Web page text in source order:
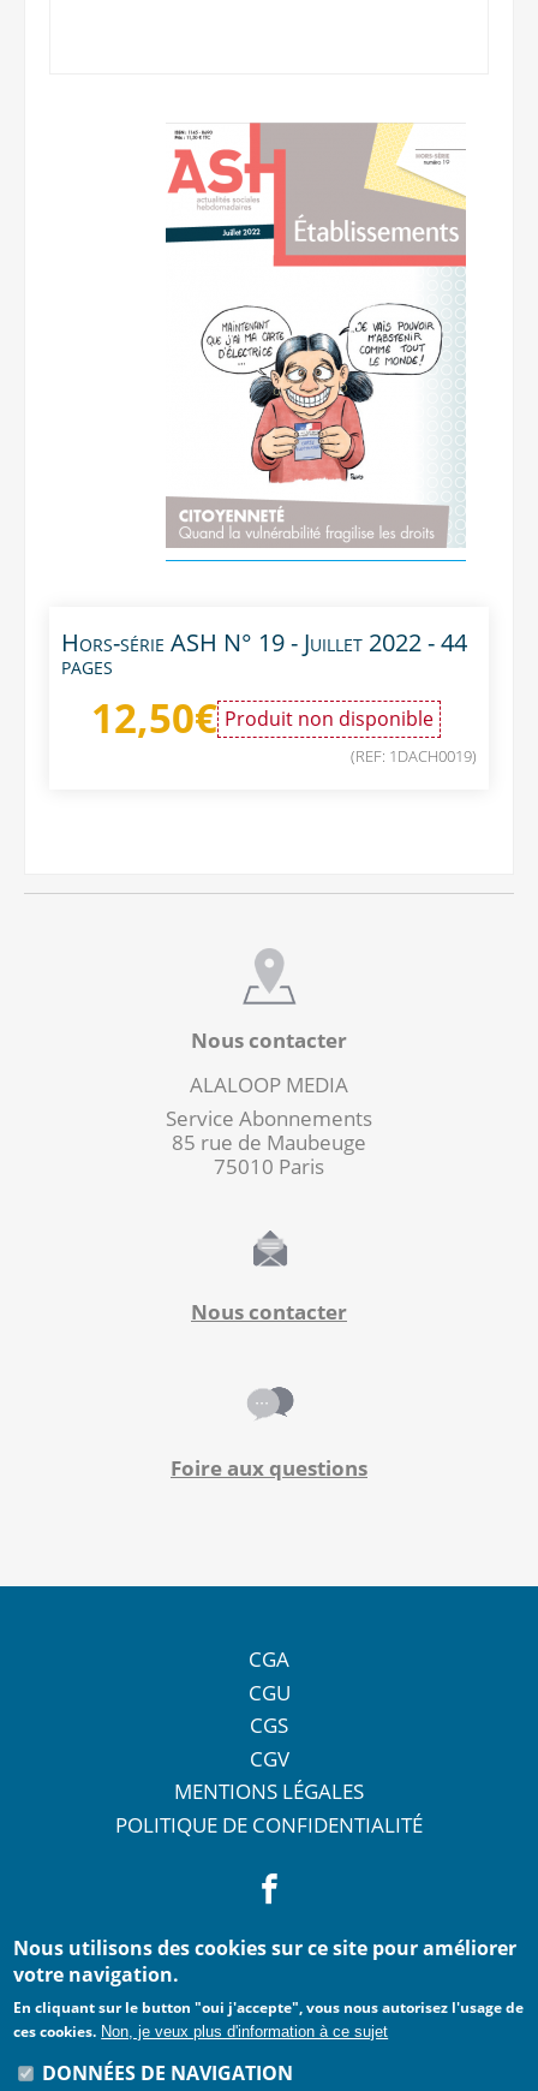
Hors-série ASH N° 19 - Juillet 2022 - 44
pages
12,50€ Produit non disponible
(REF: 1DACH0019)
Nous contacter
ALALOOP MEDIA
Service Abonnements
85 rue de Maubeuge
75010 Paris
Nous contacter
Foire aux questions
CGA
CGU
CGS
CGV
MENTIONS LÉGALES
POLITIQUE DE CONFIDENTIALITÉ
Nous utilisons des cookies sur ce site pour améliorer
votre navigation.
En cliquant sur le button "oui j'accepte", vous nous autorisez l'usage de
ces cookies. Non, je veux plus d'information à ce sujet
DONNÉES DE NAVIGATION